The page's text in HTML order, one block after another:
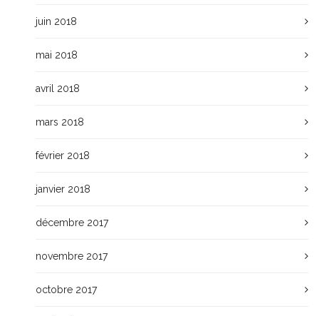
juin 2018
mai 2018
avril 2018
mars 2018
février 2018
janvier 2018
décembre 2017
novembre 2017
octobre 2017